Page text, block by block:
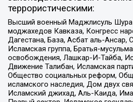
террористическими:
Высший военный Маджлисуль
моджахедов Кавказа, Конгресс
Дагестана, База, Асбат аль-Ансар,
Исламская группа, Братья-
освобождения, Лашкар-И-Тайба,
Движение Талибан, Исламская
Общество социальных реформ,
исламского наследия, Дом двух
Исламский джихад, Аль-Каида,